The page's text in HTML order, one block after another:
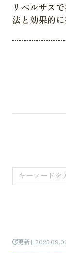
リベルサス
法と効果的
ン
更新日